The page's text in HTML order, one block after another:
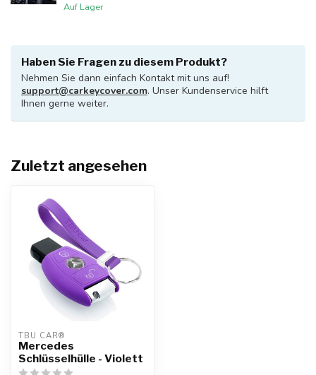
Auf Lager
Haben Sie Fragen zu diesem Produkt?
Nehmen Sie dann einfach Kontakt mit uns auf!
support@carkeycover.com. Unser Kundenservice hilft
Ihnen gerne weiter.
Zuletzt angesehen
TBU CAR®
Mercedes
Schlüsselhülle - Violett